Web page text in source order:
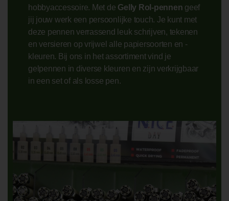
hobbyaccessoire. Met de Gelly Rol-pennen geef
jij jouw werk een persoonlijke touch. Je kunt met
deze pennen verrassend leuk schrijven, tekenen
en versieren op vrijwel alle papiersoorten en -
kleuren. Bij ons in het assortiment vind je
gelpennen in diverse kleuren en zijn verkrijgbaar
in een set of als losse pen.